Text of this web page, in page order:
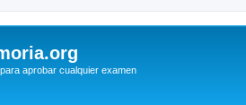
aprobar cualquier examen